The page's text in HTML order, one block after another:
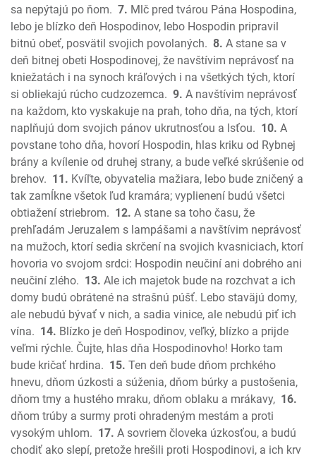
Plač Jeremiášov
Ezechiel
Daniel
Ozeáš
Joel
Amos
Obadiáš
Jonáš
Micheáš
Nahum
Abakuk
Sofoniáš
Aggeus
Zachariáš
Malachiáš
Nový zákon
Ev. Matúša
Ev. Marka
Ev. Lukáša
Ev. Jána
Skutky apoštolov
List Rimanom
1. List Korintským
2. List Korintským
sa nepýtajú po ňom. 7. Mlč pred tvárou Pána Hospodina,
lebo je blízko deň Hospodinov, lebo Hospodin pripravil
bitnú obeť, posvätil svojich povolaných. 8. A stane sa v
deň bitnej obeti Hospodinovej, že navštívim neprávosť na
kniežatách i na synoch kráľových i na všetkých tých, ktorí
si obliekajú rúcho cudzozemca. 9. A navštívim neprávosť
na každom, kto vyskakuje na prah, toho dňa, na tých, ktorí
naplňujú dom svojich pánov ukrutnosťou a lsťou. 10. A
povstane toho dňa, hovorí Hospodin, hlas kriku od Rybnej
brány a kvílenie od druhej strany, a bude veľké skrúšenie od
brehov. 11. Kvíľte, obyvatelia mažiara, lebo bude zničený a
tak zamĺkne všetok ľud kramára; vyplienení budú všetci
obtiažení striebrom. 12. A stane sa toho času, že
prehľadám Jeruzalem s lampášami a navštívim neprávosť
na mužoch, ktorí sedia skrčení na svojich kvasniciach, ktorí
hovoria vo svojom srdci: Hospodin neučiní ani dobrého ani
neučiní zlého. 13. Ale ich majetok bude na rozchvat a ich
domy budú obrátené na strašnú púšť. Lebo staväjú domy,
ale nebudú bývať v nich, a sadia vinice, ale nebudú piť ich
vína. 14. Blízko je deň Hospodinov, veľký, blízko a prijde
veľmi rýchle. Čujte, hlas dňa Hospodinovho! Horko tam
bude kričať hrdina. 15. Ten deň bude dňom prchkého
hnevu, dňom úzkosti a súženia, dňom búrky a pustošenia,
dňom tmy a hustého mraku, dňom oblaku a mrákavy, 16.
dňom trúby a surmy proti ohradeným mestám a proti
vysokým uhlom. 17. A sovriem človeka úzkosťou, a budú
chodiť ako slepí, pretože hrešili proti Hospodinovi, a ich krv